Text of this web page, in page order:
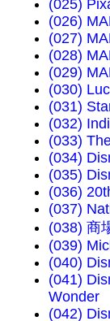
(025)
(026)
(027)
(028)
(029)
(030)
(031)
(032)
(033)
(034)
(035)
(036)
(037)
(038) 商
(039)
(040)
(041)
Wonder
(042)